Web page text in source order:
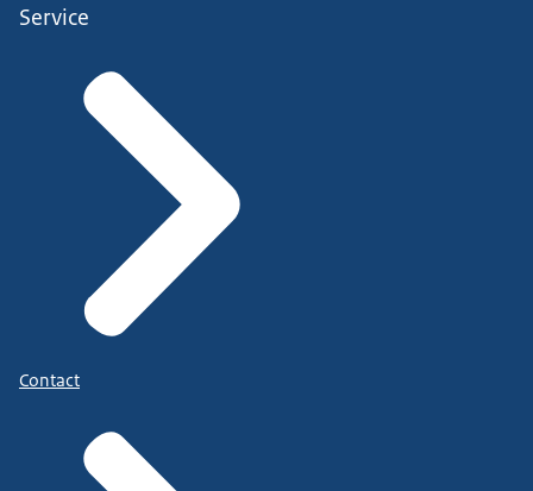
hulp bij het omgaan met geldproblemen
doorverwijzen naar verdere hulp.
Service
Contact